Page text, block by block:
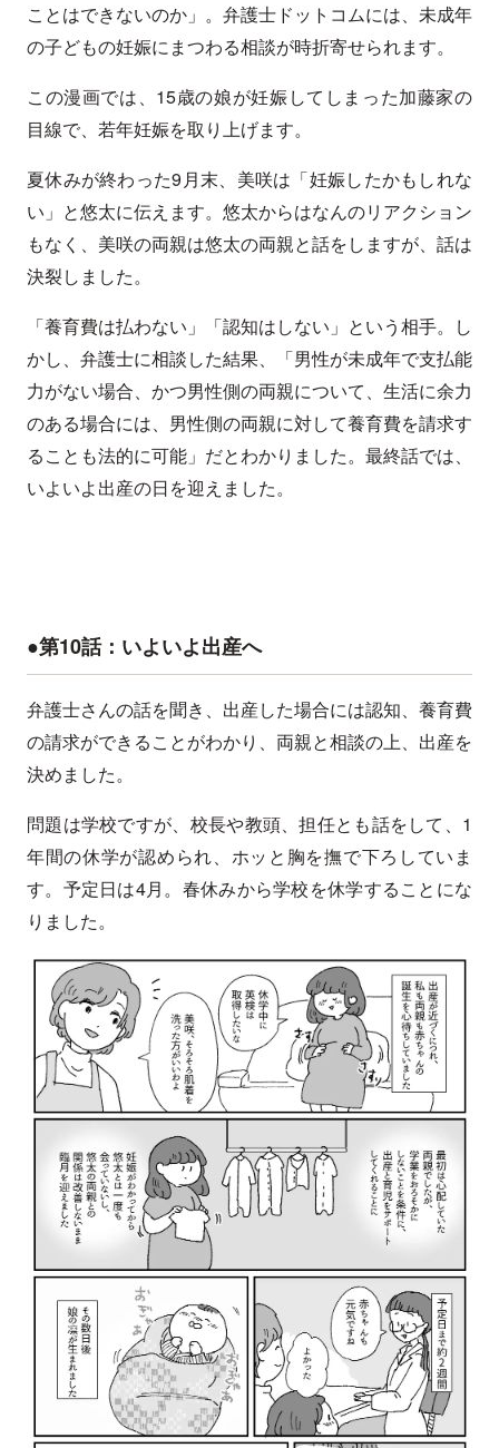
ことはできないのか」。弁護士ドットコムには、未成年
の子どもの妊娠にまつわる相談が時折寄せられます。
この漫画では、15歳の娘が妊娠してしまった加藤家の
目線で、若年妊娠を取り上げます。
夏休みが終わった9月末、美咲は「妊娠したかもしれな
い」と悠太に伝えます。悠太からはなんのリアクション
もなく、美咲の両親は悠太の両親と話をしますが、話は
決裂しました。
「養育費は払わない」「認知はしない」という相手。し
かし、弁護士に相談した結果、「男性が未成年で支払能
力がない場合、かつ男性側の両親について、生活に余力
のある場合には、男性側の両親に対して養育費を請求す
ることも法的に可能」だとわかりました。最終話では、
いよいよ出産の日を迎えました。
●第10話：いよいよ出産へ
弁護士さんの話を聞き、出産した場合には認知、養育費
の請求ができることがわかり、両親と相談の上、出産を
決めました。
問題は学校ですが、校長や教頭、担任とも話をして、1
年間の休学が認められ、ホッと胸を撫で下ろしていま
す。予定日は4月。春休みから学校を休学することにな
りました。